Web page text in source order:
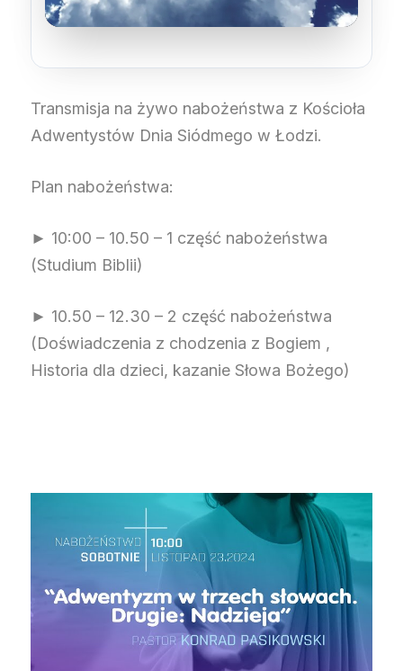
Transmisja na żywo nabożeństwa z Kościoła
Adwentystów Dnia Siódmego w Łodzi.
Plan nabożeństwa:
► 10:00 – 10.50 – 1 część nabożeństwa
(Studium Biblii)
► 10.50 – 12.30 – 2 część nabożeństwa
(Doświadczenia z chodzenia z Bogiem ,
Historia dla dzieci, kazanie Słowa Bożego)